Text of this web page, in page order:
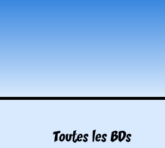
Toutes les BDs